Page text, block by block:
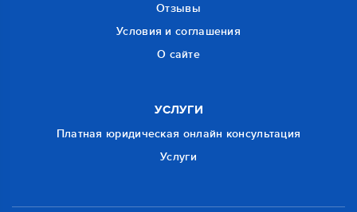
Отзывы
Условия и соглашения
О сайте
УСЛУГИ
Платная юридическая онлайн консультация
Услуги